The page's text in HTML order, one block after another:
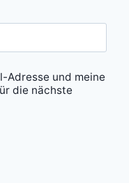
Adresse und meine
die nächste